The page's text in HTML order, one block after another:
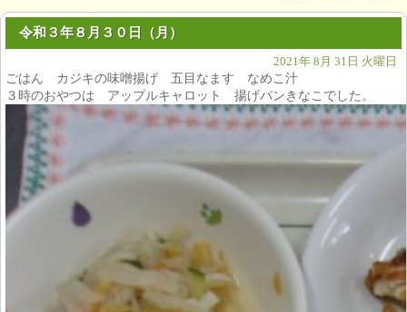
令和３年８月３０日（月）
2021年 8月 31日 火曜日
ごはん カジキの味噌揚げ 五目なます なめこ汁
３時のおやつは アップルキャロット 揚げパンきなこでした。